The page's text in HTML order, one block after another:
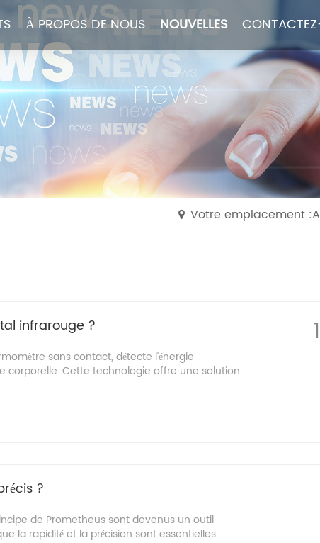
À PROPOS DE NOUS NOUVELLES
À PROPOS DE NOUS NOUVELLES
Votre emplacement
infrarouge ?
sans contact, détecte l'énergie
corporelle. Cette technologie offre une solution
?
de Prometheus sont devenus un outil
la rapidité et la précision sont essentielles.